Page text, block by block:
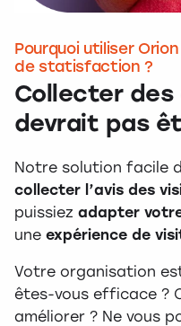
Pourquoi utiliser
de statisfaction ?
Collecter des
devrait pas
Notre solution facile
collecter l’avis des
puissiez adapter
une expérience de
Votre organisation
êtes-vous efficace ?
améliorer ? Ne vous